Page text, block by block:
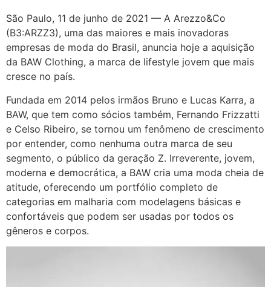
São Paulo, 11 de junho de 2021 — A Arezzo&Co
(B3:ARZZ3), uma das maiores e mais inovadoras
empresas de moda do Brasil, anuncia hoje a aquisição
da BAW Clothing, a marca de lifestyle jovem que mais
cresce no país.
Fundada em 2014 pelos irmãos Bruno e Lucas Karra, a
BAW, que tem como sócios também, Fernando Frizzatti
e Celso Ribeiro, se tornou um fenômeno de crescimento
por entender, como nenhuma outra marca de seu
segmento, o público da geração Z. Irreverente, jovem,
moderna e democrática, a BAW cria uma moda cheia de
atitude, oferecendo um portfólio completo de
categorias em malharia com modelagens básicas e
confortáveis que podem ser usadas por todos os
gêneros e corpos.